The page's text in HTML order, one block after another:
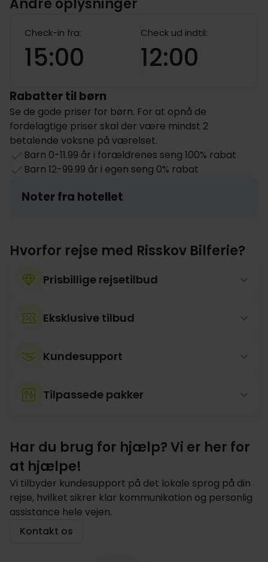
Andre oplysninger
Check-in fra:
15:00
Check ud indtil:
12:00
Rabatter til børn
Se de gode priser for børn. For at opnå de
fordelagtige priser skal der være mindst 2
betalende voksne på værelset.
Barn 0-11.99 år i forældrenes seng 100% rabat
Barn 12-99.99 år i egen seng 0% rabat
Noter fra hotellet
Hvorfor rejse med Risskov Bilferie?
Prisbillige rejsetilbud
Eksklusive tilbud
Kundesupport
Tilpassede pakker
Har du brug for hjælp? Vi er her for
at hjælpe!
Vi tilbyder kundesupport på det lokale sprog på din
rejse, hvilket sikrer klar kommunikation og personlig
assistance hele vejen.
Kontakt os